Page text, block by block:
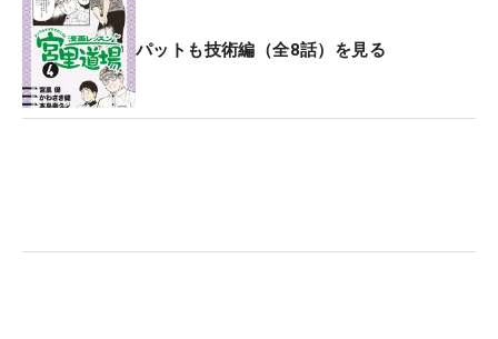
パットも技術編（全8話）を見る